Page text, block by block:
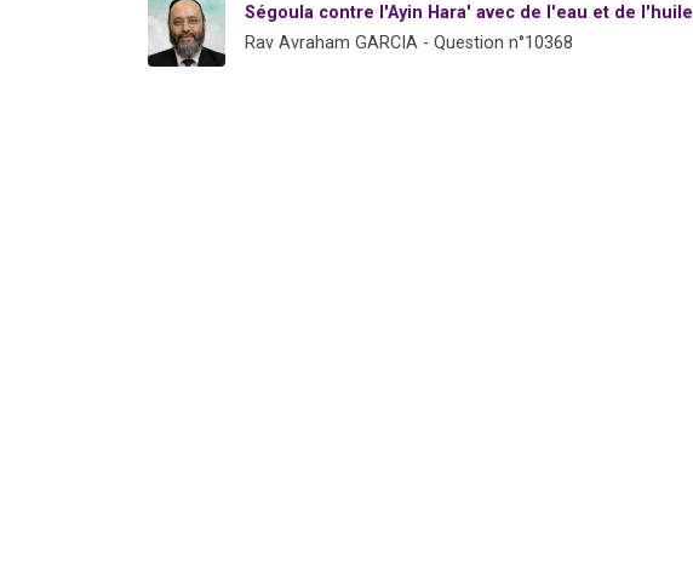
Ségoula contre l'Ayin Hara' avec de l'eau et de l'huile
Rav Avraham GARCIA - Question n°10368